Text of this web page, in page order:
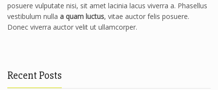
posuere vulputate nisi, sit amet lacinia lacus viverra a. Phasellus
vestibulum nulla a quam luctus, vitae auctor felis posuere.
Donec viverra auctor velit ut ullamcorper.
Recent Posts